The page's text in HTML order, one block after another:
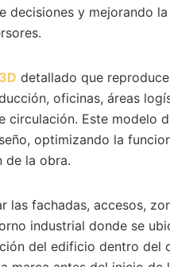
decisiones y mejorando
detallado que
oficinas, áreas
circulación. Este modelo
optimizando la
de la obra.
las fachadas, accesos,
industrial donde se
del edificio dentro del